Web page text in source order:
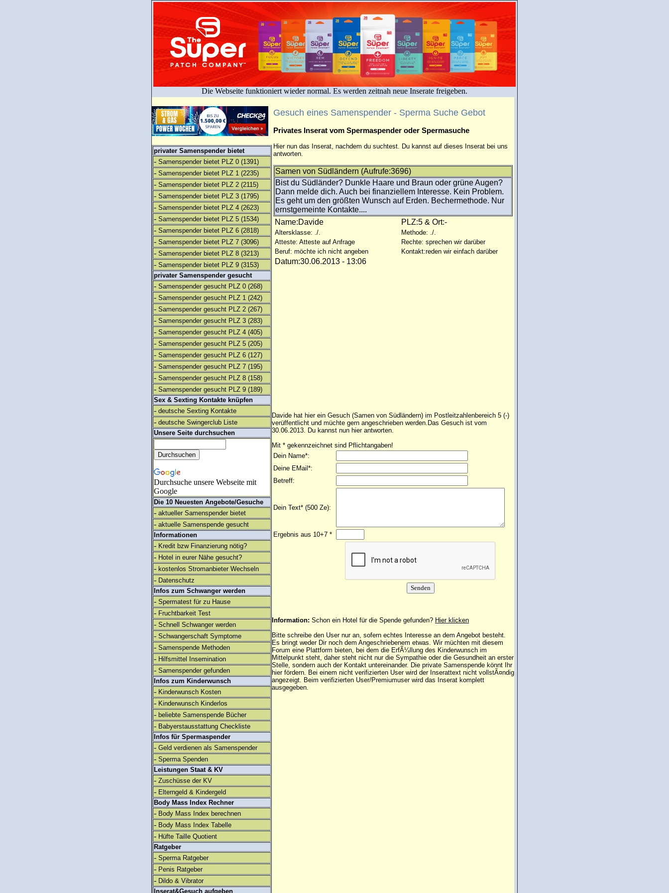
Die Webseite funktioniert wieder normal. Es werden zeitnah neue Inserate freigeben.
privater Samenspender bietet
- Samenspender bietet PLZ 0 (1391)
- Samenspender bietet PLZ 1 (2235)
- Samenspender bietet PLZ 2 (2115)
- Samenspender bietet PLZ 3 (1795)
- Samenspender bietet PLZ 4 (2623)
- Samenspender bietet PLZ 5 (1534)
- Samenspender bietet PLZ 6 (2818)
- Samenspender bietet PLZ 7 (3096)
- Samenspender bietet PLZ 8 (3213)
- Samenspender bietet PLZ 9 (3153)
privater Samenspender gesucht
- Samenspender gesucht PLZ 0 (268)
- Samenspender gesucht PLZ 1 (242)
- Samenspender gesucht PLZ 2 (267)
- Samenspender gesucht PLZ 3 (283)
- Samenspender gesucht PLZ 4 (405)
- Samenspender gesucht PLZ 5 (205)
- Samenspender gesucht PLZ 6 (127)
- Samenspender gesucht PLZ 7 (195)
- Samenspender gesucht PLZ 8 (158)
- Samenspender gesucht PLZ 9 (189)
Sex & Sexting Kontakte knüpfen
- deutsche Sexting Kontakte
- deutsche Swingerclub Liste
Unsere Seite durchsuchen
Durchsuche unsere Webseite mit
Google
Die 10 Neuesten Angebote/Gesuche
- aktueller Samenspender bietet
- aktuelle Samenspende gesucht
Informationen
- Kredit bzw Finanzierung nötig?
- Hotel in eurer Nähe gesucht?
- kostenlos Stromanbieter Wechseln
- Datenschutz
Infos zum Schwanger werden
- Spermatest für zu Hause
- Fruchtbarkeit Test
- Schnell Schwanger werden
- Schwangerschaft Symptome
- Samenspende Methoden
- Hilfsmittel Insemination
- Samenspender gefunden
Infos zum Kinderwunsch
- Kinderwunsch Kosten
- Kinderwunsch Kinderlos
- beliebte Samenspende Bücher
- Babyerstausstattung Checkliste
Infos für Spermaspender
- Geld verdienen als Samenspender
- Sperma Spenden
Leistungen Staat & KV
- Zuschüsse der KV
- Elterngeld & Kindergeld
Body Mass Index Rechner
- Body Mass Index berechnen
- Body Mass Index Tabelle
- Hüfte Taille Quotient
Ratgeber
- Sperma Ratgeber
- Penis Ratgeber
- Dildo & Vibrator
Inserat&Gesuch aufgeben
Gesuch eines Samenspender - Sperma Suche Gebot
Privates Inserat vom Spermaspender oder Spermasuche
Hier nun das Inserat, nachdem du suchtest. Du kannst auf dieses Inserat bei uns
antworten.
Samen von Südländern (Aufrufe:3696)
Bist du Südländer? Dunkle Haare und Braun oder grüne Augen?
Dann melde dich. Auch bei finanziellem Interesse. Kein Problem.
Es geht um den größten Wunsch auf Erden. Bechermethode. Nur
ernstgemeinte Kontakte....
Name:Davide
PLZ:5 & Ort:-
Altersklasse: ./.
Methode: ./.
Atteste: Atteste auf Anfrage
Rechte: sprechen wir darüber
Beruf: möchte ich nicht angeben
Kontakt:reden wir einfach darüber
Datum:30.06.2013 - 13:06
Davide hat hier ein Gesuch (Samen von Südländern) im Postleitzahlenbereich 5 (-)
verüffentlicht und müchte gern angeschrieben werden.Das Gesuch ist vom
30.06.2013. Du kannst nun hier antworten.
Mit * gekennzeichnet sind Pflichtangaben!
Dein Name*:
Deine EMail*:
Betreff:
Dein Text* (500 Ze):
Ergebnis aus 10+7 *
Information: Schon ein Hotel für die Spende gefunden? Hier klicken
Bitte schreibe den User nur an, sofern echtes Interesse an dem Angebot besteht.
Es bringt weder Dir noch dem Angeschriebenem etwas. Wir müchten mit diesem
Forum eine Plattform bieten, bei dem die ErfÃ¼llung des Kinderwunsch im
Mittelpunkt steht, daher steht nicht nur die Sympathie oder die Gesundheit an erster
Stelle, sondern auch der Kontakt untereinander. Die private Samenspende könnt Ihr
hier fördern. Bei einem nicht verifizierten User wird der Inserattext nicht vollstÃ¤ndig
angezeigt. Beim verifizierten User/Premiumuserwird das Inserat komplett
ausgegeben.